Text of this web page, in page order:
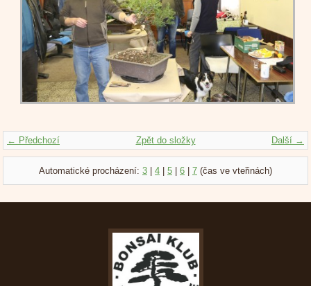
← Předchozí Další →
Zpět do složky
Automatické procházení: 3 4 5 6 7 (čas ve vteřinách)